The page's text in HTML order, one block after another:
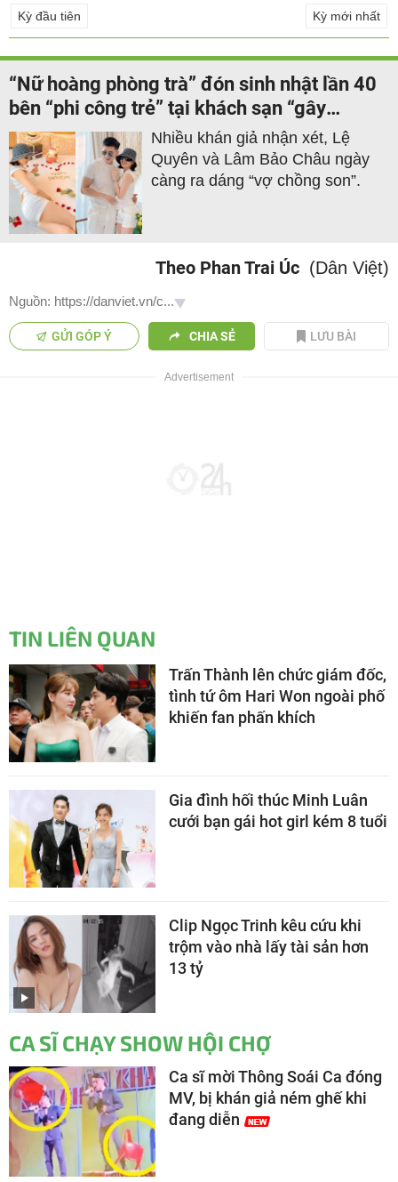
Kỳ đầu tiên Kỳ mới nhất
“Nữ hoàng phòng trà” đón sinh nhật lần 40
bên “phi công trẻ” tại khách sạn “gây
choáng”
Nhiều khán giả nhận xét, Lệ
Quyên và Lâm Bảo Châu ngày
càng ra dáng “vợ chồng son”.
Theo Phan Trai Úc (Dân Việt)
Nguồn: https://danviet.vn/c...
GỬI GÓP Ý CHIA SẺ LƯU BÀI
TIN LIÊN QUAN
Trấn Thành lên chức giám đốc,
tình tứ ôm Hari Won ngoài phố
khiến fan phấn khích
Gia đình hối thúc Minh Luân
cưới bạn gái hot girl kém 8 tuổi
Clip Ngọc Trinh kêu cứu khi
trộm vào nhà lấy tài sản hơn
13 tỷ
CA SĨ CHẠY SHOW HỘI CHỢ
Ca sĩ mời Thông Soái Ca đóng
MV, bị khán giả ném ghế khi
đang diễn